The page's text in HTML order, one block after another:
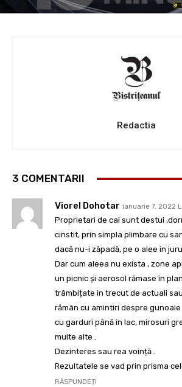
Redactia
3 COMENTARII
Viorel Dohotar ianuarie 7, 2022
Proprietari de cai sunt destui
cinstit, prin simpla plimbare cu
dacă nu-i zăpadă, pe o alee in
Dar cum aleea nu exista , zone
un picnic și aerosol rămase în
trâmbițate in trecut de actuali
rămân cu amintiri despre
cu garduri până în lac, mirosuri
multe alte .
Dezinteres sau rea voință .
Rezultatele se vad prin prisma
RĂSPUNDEȚI